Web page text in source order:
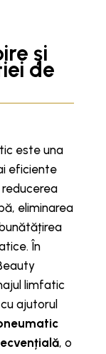
și
de
este una
eficiente
eliminarea
În
limfatic
ajutorul
, o